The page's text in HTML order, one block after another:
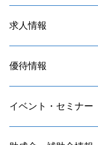
求人情報
優待情報
イベント・セミナー